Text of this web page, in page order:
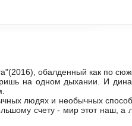
обалденный как по
на одном дыхании. И
людях и необычных
счету - мир этот наш, а